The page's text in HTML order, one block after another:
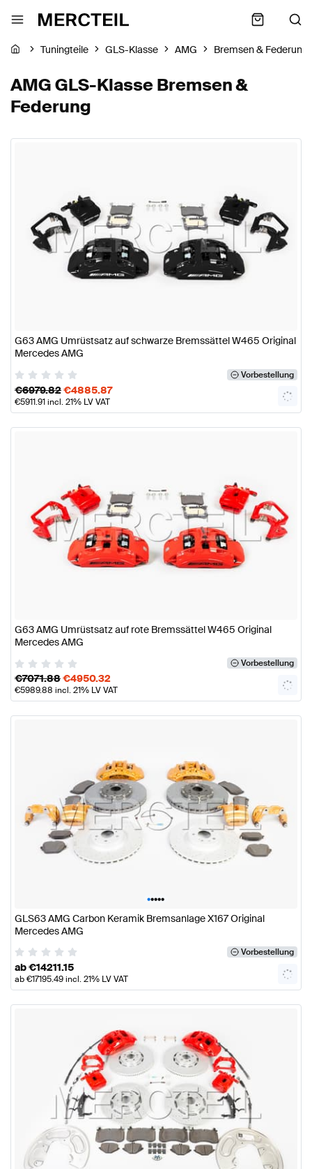
Tuningteile GLS-Klasse AMG Bremsen & Federung
AMG GLS-Klasse Bremsen &
Federung
G63 AMG Umrüstsatz auf schwarze Bremssättel W465 Original
Mercedes AMG
Vorbestellung
€6979.82€4885.87
€5911.91incl. 21% LV VAT
G63 AMG Umrüstsatz auf rote Bremssättel W465 Original
Mercedes AMG
Vorbestellung
€7071.88€4950.32
€5989.88 incl. 21% LV VAT
•••••
GLS63 AMG Carbon Keramik Bremsanlage X167 Original
Mercedes AMG
Vorbestellung
ab€14211.15
ab€17195.49incl. 21% LV VAT